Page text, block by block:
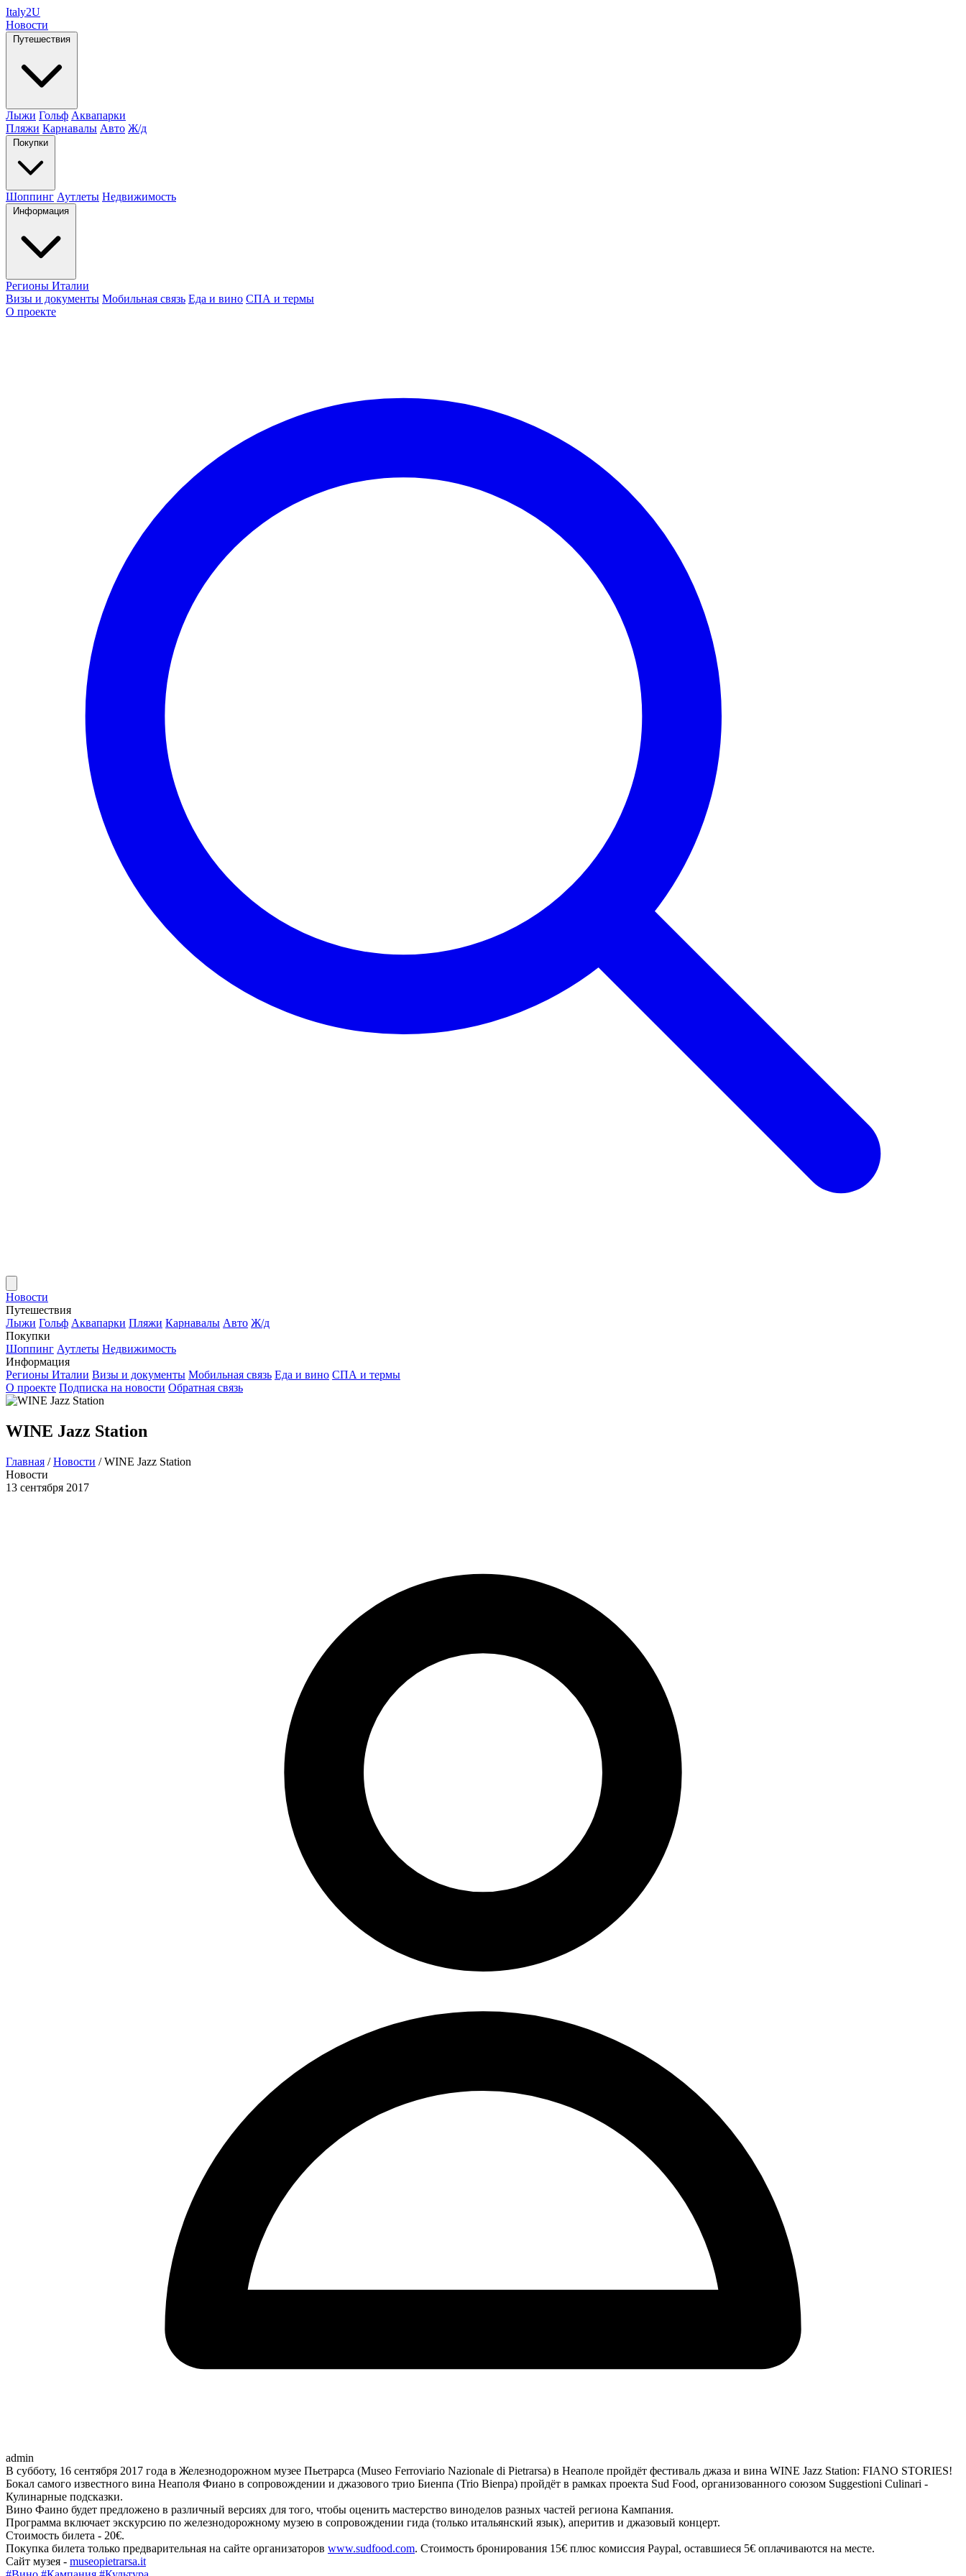
Italy2U
Новости
Путешествия
Лыжи Гольф Аквапарки
Пляжи Карнавалы Авто Ж/д
Покупки
Шоппинг Аутлеты Недвижимость
Информация
Регионы Италии
Визы и документы Мобильная связь Еда и вино СПА и термы
О проекте
Новости
Путешествия
Лыжи Гольф Аквапарки Пляжи Карнавалы Авто Ж/д
Покупки
Шоппинг Аутлеты Недвижимость
Информация
Регионы Италии Визы и документы Мобильная связь Еда и вино СПА и термы
О проекте Подписка на новости Обратная связь
WINE Jazz Station
Главная / Новости / WINE Jazz Station
Новости
13 сентября 2017
admin
В субботу, 16 сентября 2017 года в Железнодорожном музее Пьетрарса (Museo Ferroviario Nazionale di Pietrarsa) в Неаполе пройдёт фестиваль джаза и вина WINE Jazz Station: FIANO STORIES!
Бокал самого известного вина Неаполя Фиано в сопровождении и джазового трио Биенпа (Trio Bienpa) пройдёт в рамках проекта Sud Food, организованного союзом Suggestioni Culinari -
Кулинарные подсказки.
Вино Фаино будет предложено в различный версиях для того, чтобы оценить мастерство виноделов разных частей региона Кампания.
Программа включает экскурсию по железнодорожному музею в сопровождении гида (только итальянский язык), аперитив и джазовый концерт.
Стоимость билета - 20€.
Покупка билета только предварительная на сайте организаторов www.sudfood.com. Стоимость бронирования 15€ плюс комиссия Paypal, оставшиеся 5€ оплачиваются на месте.
Сайт музея - museopietrarsa.it